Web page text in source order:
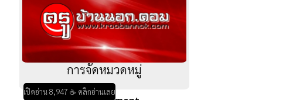
การจัดหมวดหมู่
เปิดอ่าน 8,947 ☕ คลิกอ่านเลย